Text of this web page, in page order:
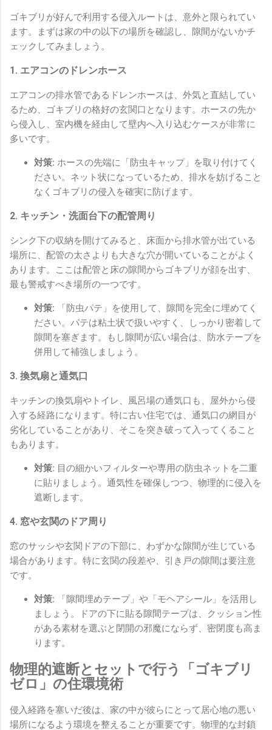
ゴキブリが好んで利用する侵入ルートは、意外と限られてい
ます。まずは家の中の以下の場所を確認し、隙間がないかチ
ェックしてみましょう。
1. エアコンのドレンホース
エアコンの排水管であるドレンホースは、外気と直結してい
るため、ゴキブリの格好の玄関口となります。ホースの先か
ら侵入し、室内機を経由して壁内へ入り込むケースが非常に
多いです。
対策: ホースの先端に「防虫キャップ」を取り付けてく
ださい。ネット状になっているため、排水を妨げること
なくゴキブリの侵入を確実に防げます。
2. キッチン・洗面台下の配管周り
シンク下の収納を開けてみると、床面から排水管が出ている
場所に、配管の太さよりも大きな穴が開いていることがよく
あります。ここは配管と床の隙間からゴキブリが顔を出す、
最も警戒すべき場所の一つです。
対策: 「防虫パテ」を使用して、隙間を完全に埋めてく
ださい。パテは粘土状で扱いやすく、しっかり密着して
隙間を塞ぎます。もし隙間が広い場合は、防水テープを
併用して補強しましょう。
3. 換気扇と通気口
キッチンの換気扇やトイレ、風呂場の通気口も、屋外から侵
入する経路になります。特に古い住宅では、通気口の網目が
劣化していることがあり、そこを突き破って入ってくること
もあります。
対策: 目の細かいフィルターや専用の防虫ネットを二重
に貼りましょう。通気性を確保しつつ、物理的に侵入を
遮断します。
4. 窓や玄関のドア周り
窓のサッシや玄関ドアの下部に、わずかな隙間が生じている
場合があります。特に玄関の段差や、引き戸の隙間は要注意
です。
対策: 「隙間埋めテープ」や「モヘアシール」を活用し
ましょう。ドアの下に貼る隙間テープは、クッション性
がある素材を選ぶと閉開の邪魔にならず、密閉度も高ま
ります。
物理的遮断とセットで行う「ゴキブリ
ゼロ」の住環境術
侵入経路を塞いだ後は、家の中が彼らにとって居心地の悪い
場所になるよう環境を整えることが重要です。物理的な封鎖